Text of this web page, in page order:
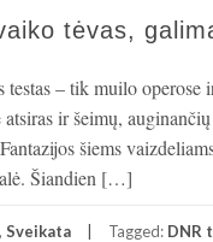
tėvas,
testas – tik muilo
ir šeimų,
šiems
Šiandien […]
, Sveikata Tagged: DNR